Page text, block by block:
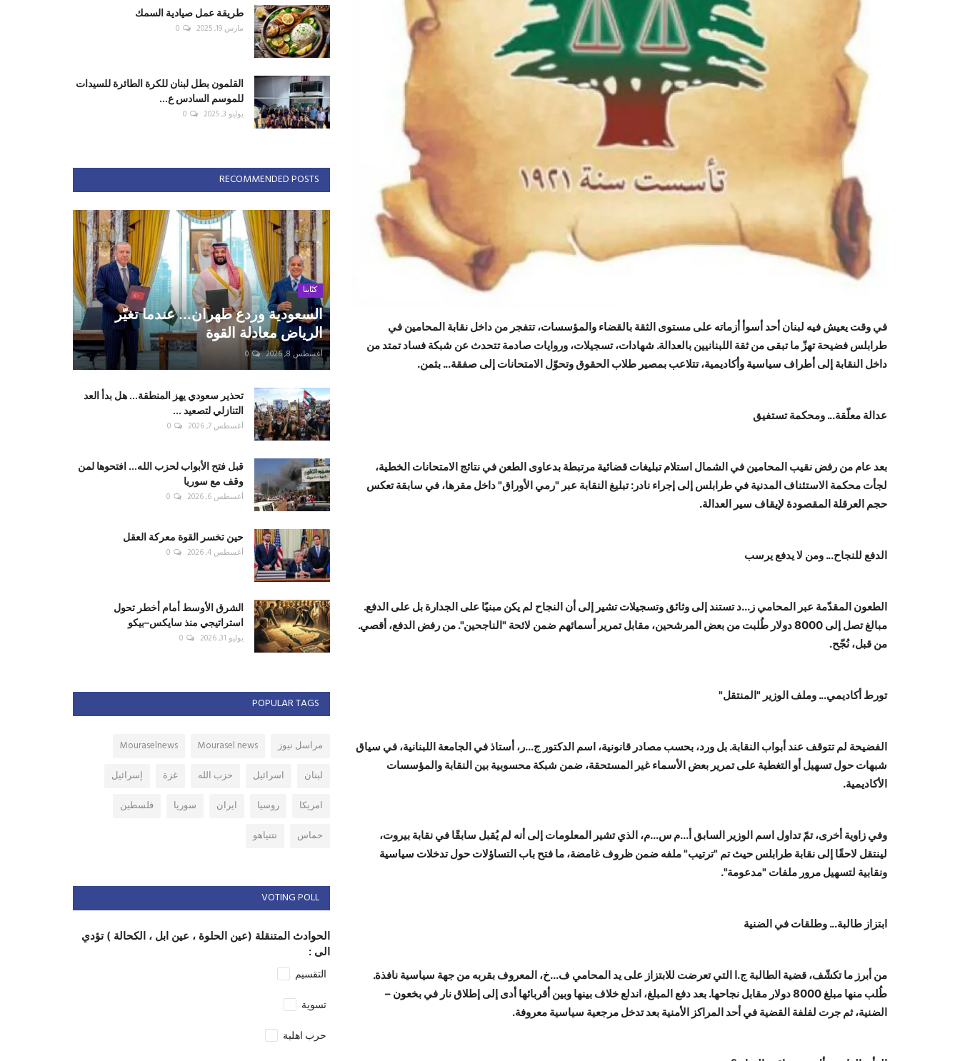
في وقت يعيش فيه لبنان أحد أسوأ أزماته على مستوى الثقة بالقضاء والمؤسسات، تتفجر من داخل نقابة المحامين في
طرابلس فضيحة تهزّ ما تبقى من ثقة اللبنانيين بالعدالة. شهادات، تسجيلات، وروايات صادمة تتحدث عن شبكة فساد تمتد من
داخل النقابة إلى أطراف سياسية وأكاديمية، تتلاعب بمصير طلاب الحقوق وتحوّل الامتحانات إلى صفقة... بثمن.
عدالة معلّقة... ومحكمة تستفيق
بعد عام من رفض نقيب المحامين في الشمال استلام تبليغات قضائية مرتبطة بدعاوى الطعن في نتائج الامتحانات الخطية،
لجأت محكمة الاستئناف المدنية في طرابلس إلى إجراء نادر: تبليغ النقابة عبر "رمي الأوراق" داخل مقرها، في سابقة تعكس
حجم العرقلة المقصودة لإيقاف سير العدالة.
الدفع للنجاح... ومن لا يدفع يرسب
الطعون المقدّمة عبر المحامي ز...د تستند إلى وثائق وتسجيلات تشير إلى أن النجاح لم يكن مبنيًا على الجدارة بل على الدفع.
مبالغ تصل إلى 8000 دولار طُلبت من بعض المرشحين، مقابل تمرير أسمائهم ضمن لائحة "الناجحين". من رفض الدفع، أقصي.
من قبل، نُجّح.
تورط أكاديمي... وملف الوزير "المنتقل"
الفضيحة لم تتوقف عند أبواب النقابة. بل ورد، بحسب مصادر قانونية، اسم الدكتور ج...ر، أستاذ في الجامعة اللبنانية، في سياق
شبهات حول تسهيل أو التغطية على تمرير بعض الأسماء غير المستحقة، ضمن شبكة محسوبية بين النقابة والمؤسسات
الأكاديمية.
وفي زاوية أخرى، تمّ تداول اسم الوزير السابق أ...م س...م، الذي تشير المعلومات إلى أنه لم يُقبل سابقًا في نقابة بيروت،
لينتقل لاحقًا إلى نقابة طرابلس حيث تم "ترتيب" ملفه ضمن ظروف غامضة، ما فتح باب التساؤلات حول تدخلات سياسية
ونقابية لتسهيل مرور ملفات "مدعومة".
ابتزاز طالبة... وطلقات في الضنية
من أبرز ما تكشّف، قضية الطالبة ج.ا التي تعرضت للابتزاز على يد المحامي ف...خ، المعروف بقربه من جهة سياسية نافذة.
طُلب منها مبلغ 8000 دولار مقابل نجاحها. بعد دفع المبلغ، اندلع خلاف بينها وبين أقربائها أدى إلى إطلاق نار في بخعون –
الضنية، ثم جرت لفلفة القضية في أحد المراكز الأمنية بعد تدخل مرجعية سياسية معروفة.
طريقة عمل صيادية السمك
مارس 19, 2025 0
القلمون بطل لبنان للكرة الطائرة للسيدات
للموسم السادس ع...
يوليو 3, 2025 0
RECOMMENDED POSTS
كتّابنا
السعودية وردع طهران... عندما تغيّر
الرياض معادلة القوة
أغسطس 8, 2026 0
تحذير سعودي يهز المنطقة... هل بدأ العد
التنازلي لتصعيد ...
أغسطس 7, 2026 0
قبل فتح الأبواب لحزب الله... افتحوها لمن
وقف مع سوريا
أغسطس 6, 2026 0
حين تخسر القوة معركة العقل
أغسطس 4, 2026 0
الشرق الأوسط أمام أخطر تحول
استراتيجي منذ سايكس–بيكو
يوليو 31, 2026 0
POPULAR TAGS
مراسل نيوز Mourasel news
Mouraselnews
لبنان
اسرائيل حزب الله غزة
إسرائيل
امريكا
روسيا ايران سوريا
فلسطين
حماس
نتنياهو
VOTING POLL
الحوادث المتنقلة (عين الحلوة ، عين ابل ، الكحالة ) تؤدي
الى :
التقسيم
تسوية
حرب اهلية